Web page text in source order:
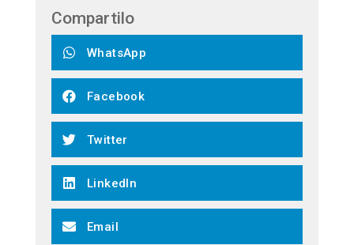
Compartilo
WhatsApp
Facebook
Twitter
LinkedIn
Email